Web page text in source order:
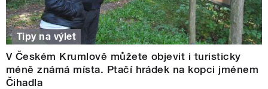
Tipy na výlet
V Českém Krumlově můžete objevit i turisticky
méně známá místa. Ptačí hrádek na kopci jménem
Čihadla